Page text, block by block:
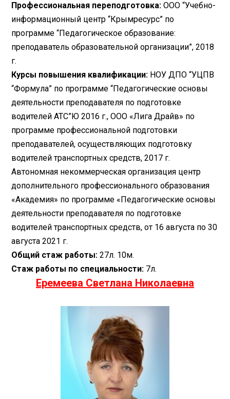
Профессиональная переподготовка:ООО “Учебно-
информационный центр “Крымресурс” по
программе “Педагогическое образование:
преподаватель образовательной организации”, 2018
г.
Курсы повышения квалификации: НОУ ДПО “УЦПВ
“Формула” по программе “Педагогические основы
деятельности преподавателя по подготовке
водителей АТС”Ю 2016 г., ООО «Лига Драйв» по
программе профессиональной подготовки
преподавателей, осуществляющих подготовку
водителей транспортных средств, 2017 г.
Автономная некоммерческая организация центр
дополнительного профессионального образования
«Академия» по программе «Педагогические основы
деятельности преподавателя по подготовке
водителей транспортных средств, от 16 августа по 30
августа 2021 г.
Общий стаж работы: 27л. 10м.
Стаж работы по специальности: 7л.
Еремеева Светлана Николаевна